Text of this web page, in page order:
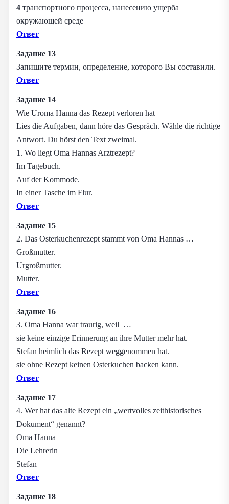
4 транспортного процесса, нанесению ущерба
окружающей среде
Ответ
Задание 13
Запишите термин, определение, которого Вы составили.
Ответ
Задание 14
Wie Uroma Hanna das Rezept verloren hat
Lies die Aufgaben, dann höre das Gespräch. Wähle die richtige
Antwort. Du hörst den Text zweimal.
1. Wo liegt Oma Hannas Arztrezept?
Im Tagebuch.
Auf der Kommode.
In einer Tasche im Flur.
Ответ
Задание 15
2. Das Osterkuchenrezept stammt von Oma Hannas …
Großmutter.
Urgroßmutter.
Mutter.
Ответ
Задание 16
3. Oma Hanna war traurig, weil …
sie keine einzige Erinnerung an ihre Mutter mehr hat.
Stefan heimlich das Rezept weggenommen hat.
sie ohne Rezept keinen Osterkuchen backen kann.
Ответ
Задание 17
4. Wer hat das alte Rezept ein „wertvolles zeithistorisches
Dokument“ genannt?
Oma Hanna
Die Lehrerin
Stefan
Ответ
Задание 18